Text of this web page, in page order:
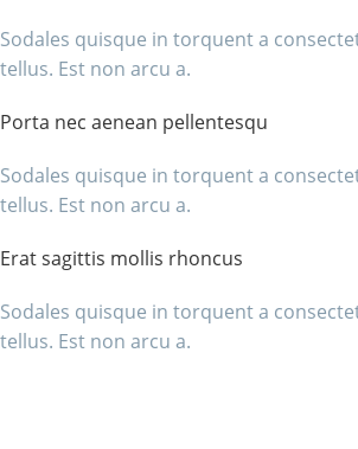
Sodales quisque in torquent a
tellus. Est non arcu a.
Porta nec aenean pellentesqu
Sodales quisque in torquent a
tellus. Est non arcu a.
Erat sagittis mollis rhoncus
Sodales quisque in torquent a
tellus. Est non arcu a.